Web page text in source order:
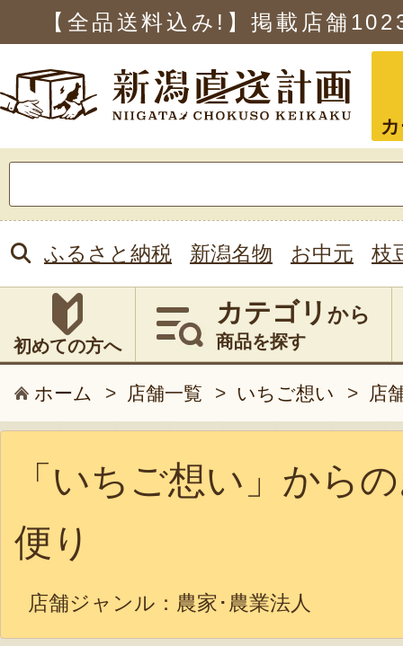
【全品送料込み!】掲載店舗
索:
ふるさと納税 新潟名物 お中元 枝
初めての方へ
カテゴリ から
商品を探す
ホーム > 店舗一覧 > いちご想い > 店
「いちご想い」から
便り
店舗ジャンル： 農家･農業法人